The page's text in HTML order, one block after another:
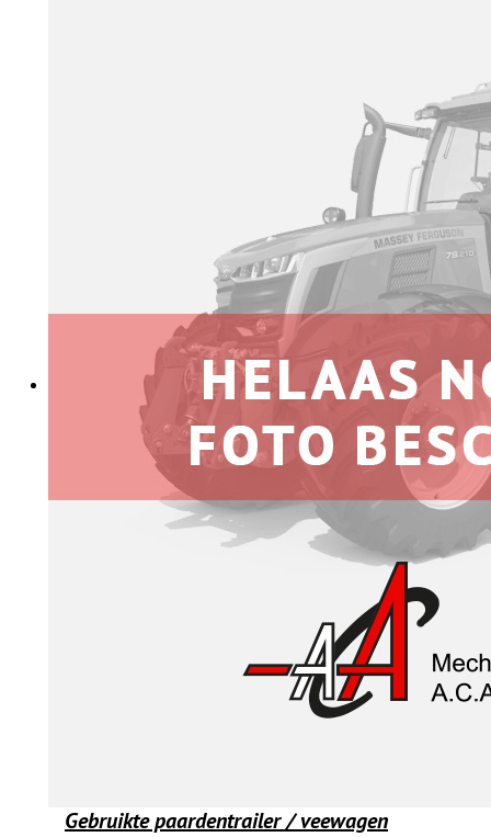
Gebruikte paardentrailer / veewagen